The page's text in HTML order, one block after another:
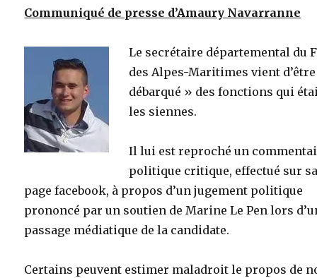
Communiqué de presse d’Amaury Navarranne
Le secrétaire départemental du
des Alpes-Maritimes vient
débarqué » des fonctions qui
les siennes.
Il lui est reproché un
politique critique, effectué sur
page facebook, à propos d’un jugement politique
prononcé par un soutien de Marine Le Pen lors
passage médiatique de la candidate.
Certains peuvent estimer maladroit le propos de